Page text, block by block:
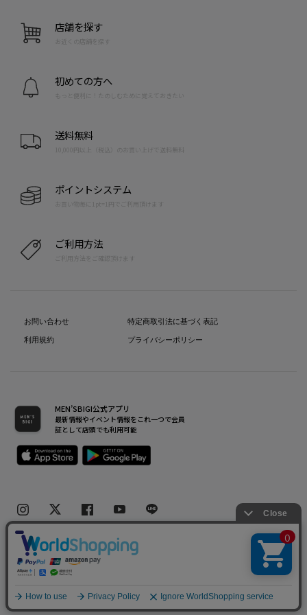
店舗を探す
お近くの店舗を探す
初めての方へ
もっと便利に！たのしむために覚えておきたい
送料無料
10,000円以上（税込）のお買い上げで送料無料
ポイントシステム
お買い物毎に1pt=1円でご利用頂けます
ご利用方法
ご利用方法をご確認頂けます
お問い合わせ
利用規約
特定商取引法に基づく表記
プライバシーポリシー
MEN’SBIGI公式アプリ
最新情報やイベント情報をこれ一つで会員
証として店頭でも利用可能
Copyright(C) Bigi Co.,Ltd.All Rights Reserved.